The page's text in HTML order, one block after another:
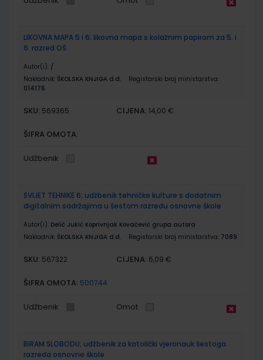
LIKOVNA MAPA 5 i 6; likovna mapa s kolažnim papirom za 5. i
6. razred OŠ
Autor(i): /
Nakladnik: ŠKOLSKA KNJIGA d.d.
Registarski broj ministarstva:
014176
SKU: 569365 CIJENA: 14,00 €
ŠIFRA OMOTA:
Udžbenik
SVIJET TEHNIKE 6; udžbenik tehničke kulture s dodatnim
digitalnim sadržajima u šestom razredu osnovne škole
Autor(i): Delić Jukić Koprivnjak Kovačević grupa autora
Nakladnik: ŠKOLSKA KNJIGA d.d. Registarski broj ministarstva: 7089
SKU: 567322 CIJENA: 6,09 €
ŠIFRA OMOTA: 500744
Udžbenik Omot
BIRAM SLOBODU; udžbenik za katolički vjeronauk šestoga
razreda osnovne škole